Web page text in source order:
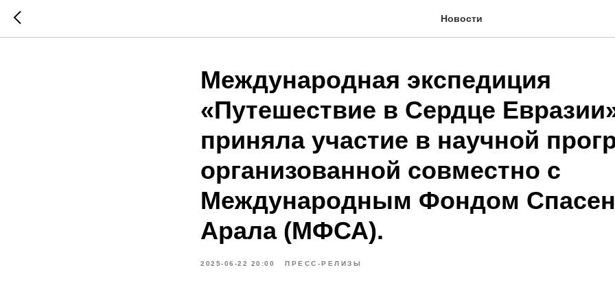
Новости
Международная экспедиция
«Путешествие в Сердце
приняла участие в научной
организованной совместно с
Международным Фондом
Арала (МФСА).
2025-06-22 20:00 ПРЕСС-РЕЛИЗЫ